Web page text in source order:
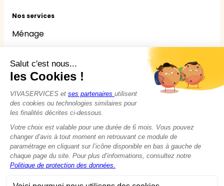
Nos services
Ménage
Jardinage
Bricolage
Nounou
Seniors
Handicaps
© 2015 - 2026VIVASERVICES
Modifier vos préférences en matière de cookies